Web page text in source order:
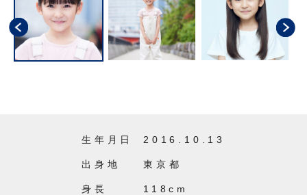
生年月日 2016.10.13
出身地 東京都
身長 118cm